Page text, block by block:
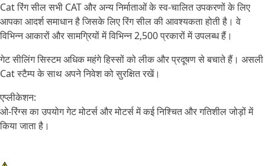
Cat रिंग सील सभी CAT और अन्य निर्माताओं के स्व-चालित उपकरणों के लिए
आपका आदर्श समाधान है जिसके लिए रिंग सील की आवश्यकता होती है। वे
विभिन्न आकारों और सामग्रियों में विभिन्न 2,500 प्रकारों में उपलब्ध हैं।
गेट सीलिंग सिस्टम अधिक महंगे हिस्सों को लीक और प्रदूषण से बचाते हैं। असली
Cat स्टैम्प के साथ अपने निवेश को सुरक्षित रखें।
एप्लीकेशन:
ओ-रिंग्स का उपयोग गेट मोटर्स और मोटर्स में कई निश्चित और गतिशील जोड़ों में
किया जाता है।